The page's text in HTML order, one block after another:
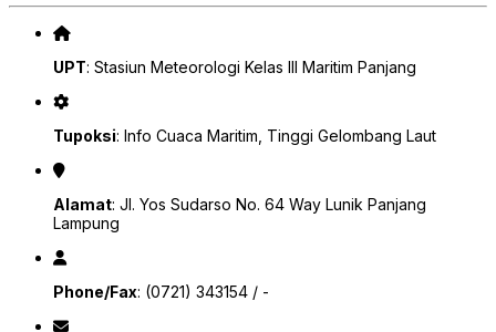
UPT: Stasiun Meteorologi Kelas III Maritim Panjang
Tupoksi: Info Cuaca Maritim, Tinggi Gelombang Laut
Alamat: Jl. Yos Sudarso No. 64 Way Lunik Panjang
Lampung
Phone/Fax: (0721) 343154 / -